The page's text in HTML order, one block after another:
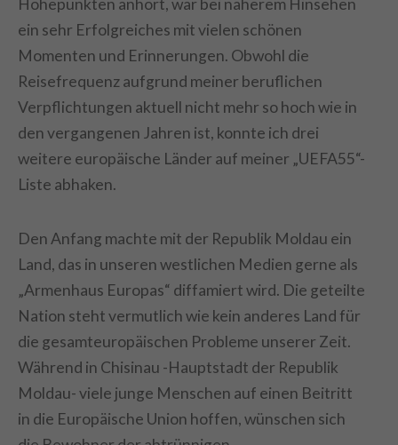
Höhepunkten anhört, war bei näherem Hinsehen
ein sehr Erfolgreiches mit vielen schönen
Momenten und Erinnerungen. Obwohl die
Reisefrequenz aufgrund meiner beruflichen
Verpflichtungen aktuell nicht mehr so hoch wie in
den vergangenen Jahren ist, konnte ich drei
weitere europäische Länder auf meiner „UEFA55“-
Liste abhaken.
Den Anfang machte mit der Republik Moldau ein
Land, das in unseren westlichen Medien gerne als
„Armenhaus Europas“ diffamiert wird. Die geteilte
Nation steht vermutlich wie kein anderes Land für
die gesamteuropäischen Probleme unserer Zeit.
Während in Chisinau -Hauptstadt der Republik
Moldau- viele junge Menschen auf einen Beitritt
in die Europäische Union hoffen, wünschen sich